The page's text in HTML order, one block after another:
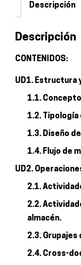
Descripción
Descripción
CONTENIDOS:
UD1. Estructura
1.1.
1.2. Tipología
1.3. Diseño
1.4. Flujo de
UD2.
2.1.
2.2.
almacén.
2.3. Grupajes
2.4. Cross-